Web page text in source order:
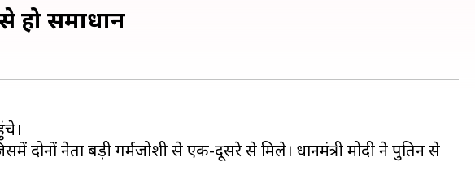
हो समाधान
दोनों नेता बड़ी गर्मजोशी से एक-दूसरे से मिले। प्रधानमंत्री मोदी ने पुतिन से